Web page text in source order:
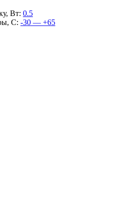
Вт: 0.5
С: -30 — +65